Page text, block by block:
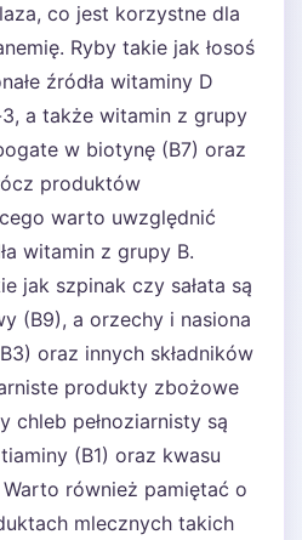
co jest korzystne dla
Ryby takie jak łosoś
źródła witaminy D
a także witamin z grupy
w biotynę (B7) oraz
produktów
warto uwzględnić
witamin z grupy B.
jak szpinak czy sałata są
(B9), a orzechy i nasiona
oraz innych składników
produkty zbożowe
chleb pełnoziarnisty są
(B1) oraz kwasu
również pamiętać o
mlecznych takich